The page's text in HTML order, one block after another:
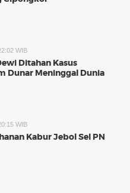
WIB
Ditahan Kasus
Dunar Meninggal Dunia
WIB
Kabur Jebol Sel PN